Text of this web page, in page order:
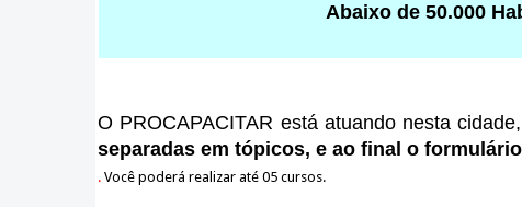
Abaixo de 50.000
O PROCAPACITAR está atuando nesta cidade
separadas em tópicos, e ao final o
. Você poderá realizar até 05 cursos.